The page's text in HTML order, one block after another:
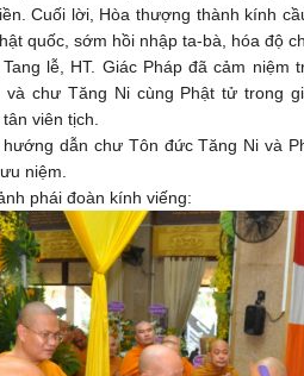
Cuối lời, Hòa thượng thành kính
quốc, sớm hồi nhập ta-bà, hóa độ
lễ, HT. Giác Pháp đã cảm niệm
và chư Tăng Ni cùng Phật tử trong
viên tịch.
hướng dẫn chư Tôn đức Tăng Ni và
niệm.
phái đoàn kính viếng: